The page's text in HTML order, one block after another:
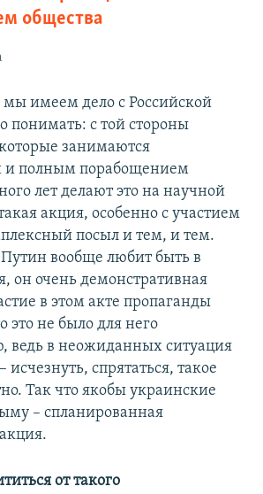
общества
мы имеем дело с Российской
понимать: с той стороны
занимаются
и полным порабощением
лет делают это на научной
акция, особенно с участием
посыл и тем, и тем.
вообще любит быть в
он очень демонстративная
в этом акте пропаганды
это не было для него
ведь в неожиданных ситуация
спрятаться, такое
Так что якобы украинские
– спланированная
от такого